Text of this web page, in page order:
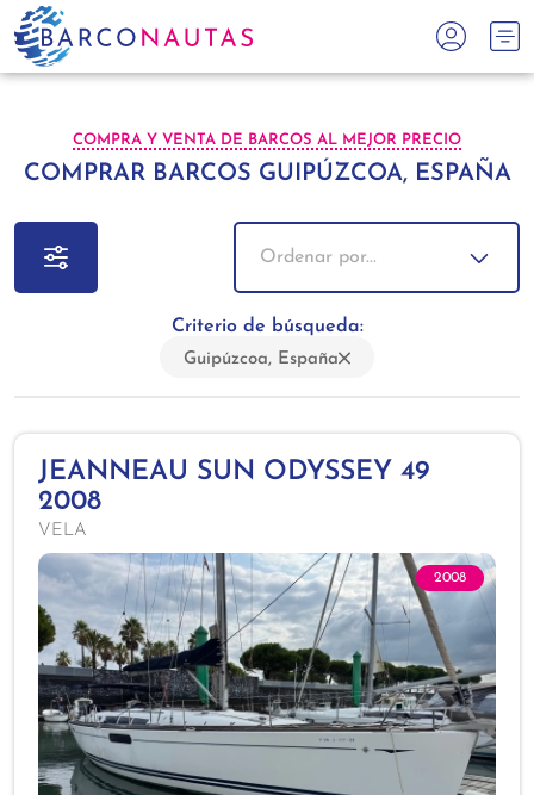
COMPRA Y VENTA DE BARCOS AL MEJOR PRECIO
COMPRAR BARCOS GUIPÚZCOA, ESPAÑA
Criterio de búsqueda:
Guipúzcoa, España
Ordenar por...
2008
JEANNEAU SUN ODYSSEY 49
2008
VELA